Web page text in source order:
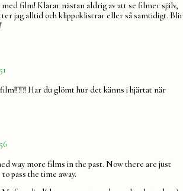
film! Klarar nästan aldrig av att se filmer själv,
jag alltid och klippoklistrar eller så samtidigt. Blir
Har du glömt hur det känns i hjärtat när
way more films in the past. Now there are just
pass the time away.